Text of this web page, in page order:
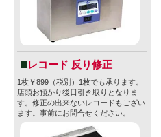
レコード 反り修正
1枚￥899（税別）1枚でも承ります。
店頭お預かり後日引き取りとなりま
す。修正の出来ないレコードもござい
ます。事前にお問合せください。